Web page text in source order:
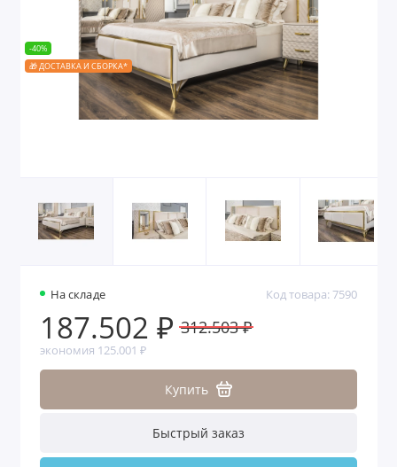
-40%
🎁 ДОСТАВКА И СБОРКА*
На складе Код товара: 7590
187.502 ₽ 312.503 ₽
экономия 125.001 ₽
Купить
Быстрый заказ